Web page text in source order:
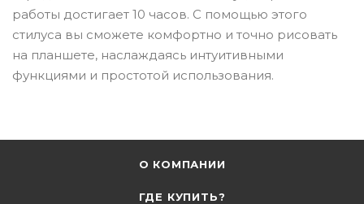
работы достигает 10 часов. С помощью этого
стилуса вы сможете комфортно и точно рисовать
на планшете, наслаждаясь интуитивными
функциями и простотой использования.
О КОМПАНИИ
ГДЕ КУПИТЬ?